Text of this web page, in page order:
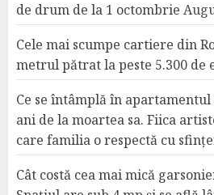
de drum de la 1 octombrie
Cele mai scumpe cartiere din
metrul pătrat la peste 5.300 de
Ce se întâmplă în
ani de la moartea sa. Fiica
care familia o respectă cu
Cât costă cea mai mică